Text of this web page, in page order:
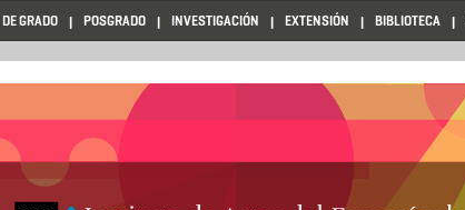
GRADO POSGRADO INVESTIGACIÓN EXTENSIÓN BIBLIOTECA